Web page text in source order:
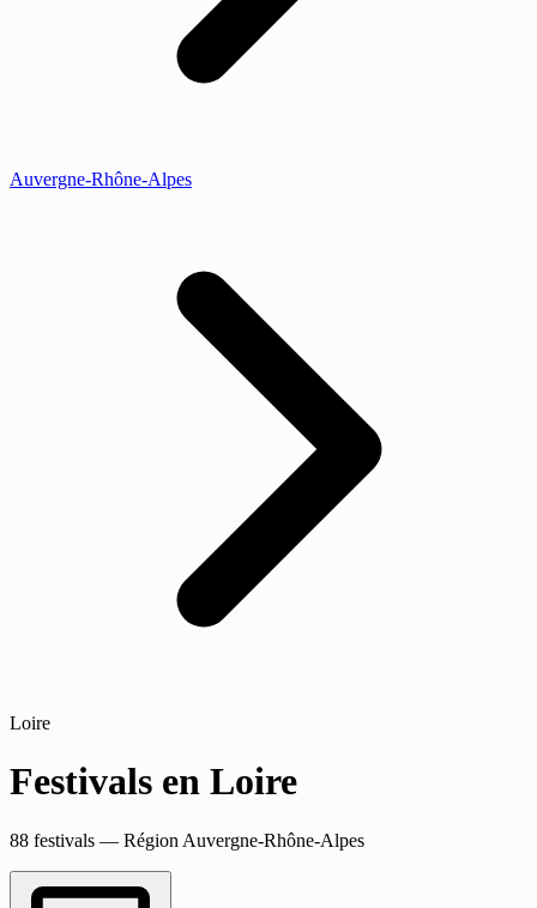
Auvergne-Rhône-Alpes
Loire
Festivals en Loire
88 festivals — Région Auvergne-Rhône-Alpes